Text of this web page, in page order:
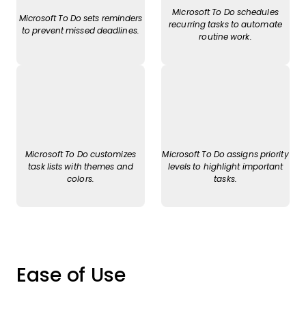
Microsoft To Do sets reminders
to prevent missed deadlines.
Microsoft To Do schedules
recurring tasks to automate
routine work.
Microsoft To Do customizes
task lists with themes and
colors.
Microsoft To Do assigns priority
levels to highlight important
tasks.
Ease of Use